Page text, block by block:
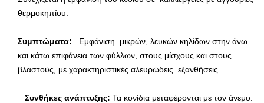
θερμοκηπίου.
Συμπτώματα: Εμφάνιση μικρών, λευκών κηλίδων στην άνω
και κάτω επιφάνεια των φύλλων, στους μίσχους και στους
βλαστούς, με χαρακτηριστικές αλευρώδεις εξανθήσεις.
Συνθήκες ανάπτυξης: Τα κονίδια μεταφέρονται με τον άνεμο.